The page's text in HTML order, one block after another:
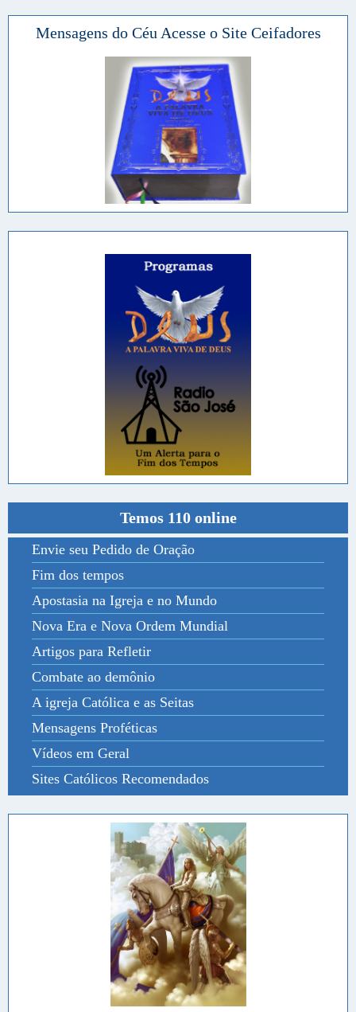
Mensagens do Céu Acesse o Site Ceifadores
Temos 110 online
Envie seu Pedido de Oração
Fim dos tempos
Apostasia na Igreja e no Mundo
Nova Era e Nova Ordem Mundial
Artigos para Refletir
Combate ao demônio
A igreja Católica e as Seitas
Mensagens Proféticas
Vídeos em Geral
Sites Católicos Recomendados